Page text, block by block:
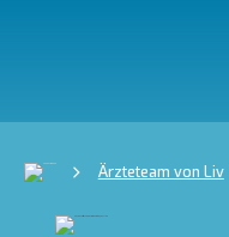
Ärzteteam von Liv